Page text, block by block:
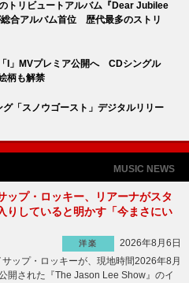
トリビュートアルバム『Dear Jubilee
合アルバム首位 歴代最多のストリ
I」MVプレミア公開へ CDシングル
柄も解禁
「スノウゴースト」デジタルリリー
MUSIC NEWS
ップ・ロッキー、リアーナがスタ
りしていると明かす「今まさにい
洋楽
2026年8月6日
ップ・ロッキーが、現地時間2026年8月
開された『The Jason Lee Show』のイ